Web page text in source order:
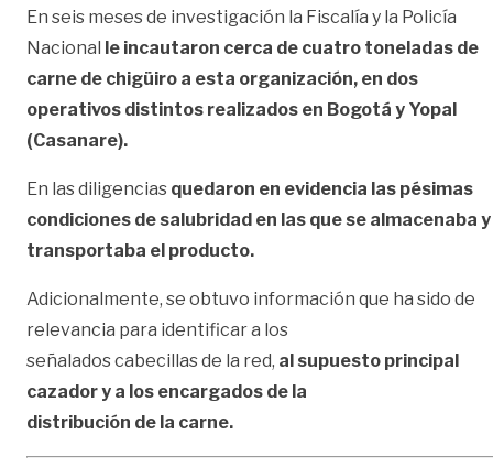
En seis meses de investigación la Fiscalía y la Policía
Nacional
le incautaron cerca de cuatro toneladas de
carne de chigüiro a esta organización, en dos
operativos distintos realizados en Bogotá y Yopal
(Casanare).
En las diligencias quedaron en evidencia las pésimas
condiciones de salubridad en las que se almacenaba y
transportaba el producto.
Adicionalmente, se obtuvo información que ha sido de
relevancia para identificar a los
señalados cabecillas de la red, al supuesto principal
cazador y a los encargados de la
distribución de la carne.